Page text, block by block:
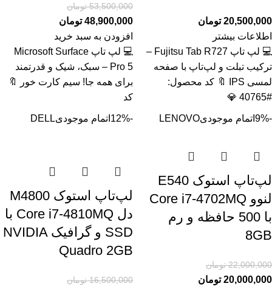
20,500,000 تومان
اطلاعات بیشتر
💻 لپ تاپ Fujitsu Tab R727 –
ترکیب تبلت و لپ‌تاپ با صفحه
لمسی IPS 🔖 کد محصول:
#40765 💎
53,500,000 تومان
48,900,000 تومان
افزودن به سبد خرید
💻 لپ تاپ Microsoft Surface
Pro 5 – سبک، شیک و قدرتمند
برای همه جا! سیم کارت خور 🔖
کد
-9% اتمام موجودیLENOVO
لپ‌تاپ استوک E540
لنوو Core i7-4702MQ
با 500 حافظه و رم
8GB
22,000,000 تومان
20,000,000 تومان
-12% اتمام موجودیDELL
لپ‌تاپ استوک M4800
دل Core i7-4810MQ با
SSD و گرافیک NVIDIA
Quadro 2GB
16,500,000 تومان